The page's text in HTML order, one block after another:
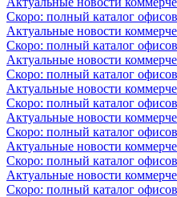
Скоро: полный каталог
Актуальные новости
Скоро: полный каталог
Актуальные новости
Скоро: полный каталог
Актуальные новости
Скоро: полный каталог
Актуальные новости
Скоро: полный каталог
Актуальные новости
Скоро: полный каталог
Актуальные новости
Скоро: полный каталог